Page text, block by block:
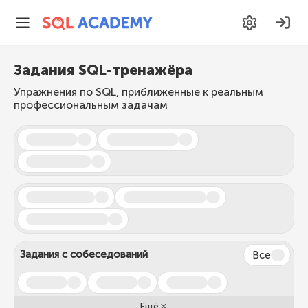
Задания SQL-тренажёра
Упражнения по SQL, приближенные к реальным
профессиональным задачам
Задания с собеседований Все